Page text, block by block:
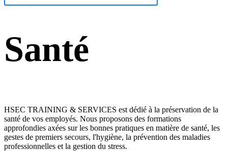
Santé
HSEC TRAINING & SERVICES est dédié à la préservation de la
santé de vos employés. Nous proposons des formations
approfondies axées sur les bonnes pratiques en matière de santé, les
gestes de premiers secours, l'hygiène, la prévention des maladies
professionnelles et la gestion du stress.